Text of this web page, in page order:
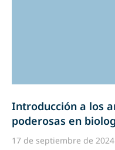
Introducción a los
poderosas en
17 de septiembre de 2024